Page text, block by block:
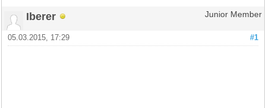
Iberer Junior Member
#1
05.03.2015, 17:29